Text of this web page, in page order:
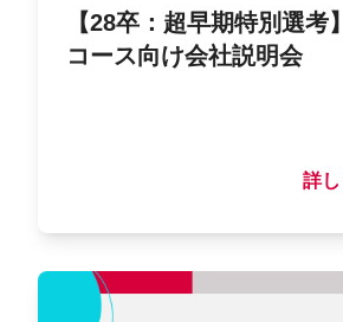
【28卒：超早期特別選考
コース向け会社説明会
詳